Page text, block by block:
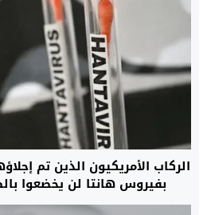
الركاب الأمريكيون الذين تم
بفيروس هانتا لن يخضعوا